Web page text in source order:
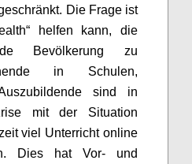
Die Frage ist
helfen kann, die
Bevölkerung zu
in Schulen,
sind in
mit der Situation
viel Unterricht online
Dies hat Vor- und